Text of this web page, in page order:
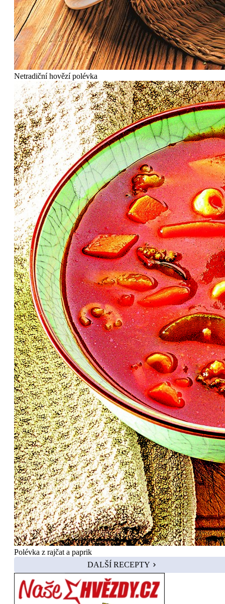
Netradiční hovězí polévka
Polévka z rajčat a paprik
DALŠÍ RECEPTY